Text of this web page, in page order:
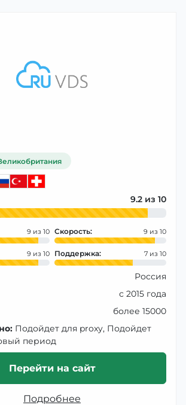
9.2
9 Скорость: 9
9 Поддержка: 7
Россия
с 2015 года
более 15000
Подойдет для proxy, Подойдет
период
Перейти на сайт
Подробнее